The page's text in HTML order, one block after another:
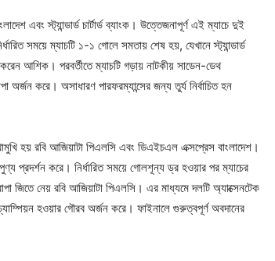
এবং স্ট্যান্ডার্ড চার্টার্ড ব্যাংক। উত্তেজনাপূর্ণ এই ম্যাচে দুই
সময়ে ম্যাচটি ১-১ গোলে সমতায় শেষ হয়, যেখানে স্ট্যান্ডার্ড
আশিক। পরবর্তীতে ম্যাচটি গড়ায় নাটকীয় সাডেন-ডেথ
অর্জন করে। অসাধারণ পারফরম্যান্সের জন্য তুর্য নির্বাচিত হন
হয় রবি আজিয়াটা পিএলসি এবং ডিএইচএল এক্সপ্রেস বাংলাদেশ।
প্রদর্শন করে। নির্ধারিত সময়ে গোলশূন্য ড্র হওয়ার পর ম্যাচের
জিতে নেয় রবি আজিয়াটা পিএলসি। এর মাধ্যমে দলটি অ্যাক্সেনটেক
হওয়ার গৌরব অর্জন করে। ফাইনালে গুরুত্বপূর্ণ অবদানের